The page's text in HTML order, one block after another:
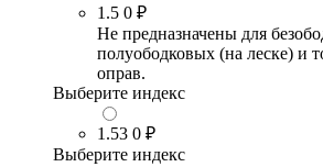
1.5 0 ₽
Не предназначены для
полуободковых (на леске) и
оправ.
Выберите индекс
1.53 0 ₽
Выберите индекс